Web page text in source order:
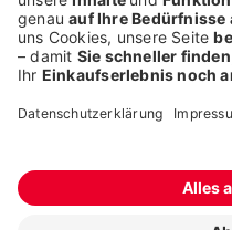
ICH BIN KEIN KUNDE